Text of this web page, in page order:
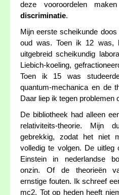
deze vooroordelen
discriminatie.
Mijn eerste scheikunde
oud was. Toen ik 12 was,
uitgebreid scheikundig
Liebich-koeling,
Toen ik 15 was
quantum-mechanica en de
Daar liep ik tegen problemen
De bibliotheek had alleen
relativiteits-theorie. Mijn
gebrekkig, zodat het niet
volledig te volgen. De uitleg
Einstein in nederlandse
onzin. Of de theorieën
ernstige fouten. Ik schreef
mc2. Tot op heden heeft